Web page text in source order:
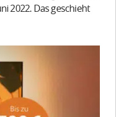
2022. Das geschieht